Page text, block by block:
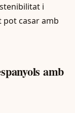
i
pot casar amb
amb